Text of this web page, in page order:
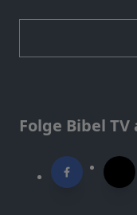
Folge Bibel